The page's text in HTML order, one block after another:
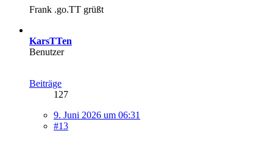
Frank .go.TT grüßt
KarsTTen
Benutzer
Beiträge
127
9. Juni 2026 um 06:31
#13